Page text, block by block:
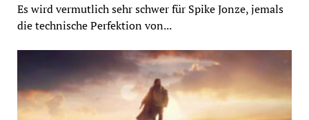
Es wird vermutlich sehr schwer für Spike Jonze, jemals
die technische Perfektion von...